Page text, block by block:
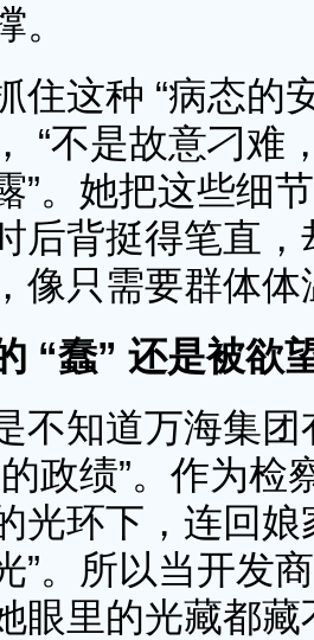
。
这种 “病态的
“不是故意刁难
”。她把这些细
背挺得笔直，
像只需要群体体
“蠢” 还是被欲
知道万海集团
政绩”。作为检
光环下，连回娘
”。所以当开发
眼里的光藏都